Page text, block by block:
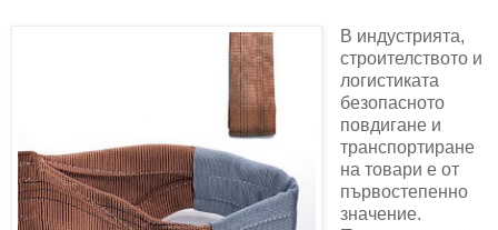
В индустрията,
строителството и
логистиката
безопасното
повдигане и
транспортиране
на товари е от
първостепенно
значение.